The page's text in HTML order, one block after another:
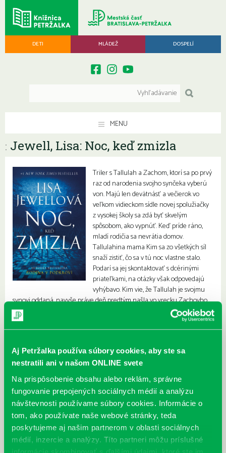
Aj Petržalka používa súbory cookies, aby ste sa
nestratili ani v našom ONLINE svete
Na prispôsobenie obsahu alebo reklám, správne
fungovanie prepojených sociálnych médií a analýzu
návštevnosti používame súbory cookies. Informácie o
tom, ako používate naše webové stránky, teda
poskytujeme aj našim partnerom v oblasti sociálnych
médií, inzercie a analýzy. Títo partneri môžu príslušné
DETI MLÁDEŽ DOSPELÍ
MENU
: Jewell, Lisa: Noc, keď zmizla
Triler s Tallulah a Zachom, ktorí sa po prvý
raz od narodenia svojho synčeka vyberú
von. Majú len devätnásť a večierok vo
veľkom vidieckom sídle novej spolužiačky
z vysokej školy sa zdá byť skvelým
spôsobom, ako vypnúť. Keď príde ráno,
mladí rodičia sa nevrátia domov.
Tallulahina mama Kim sa zo všetkých síl
snaží zistiť, čo sa v tú noc vlastne stalo.
Podarí sa jej skontaktovať s dcérinými
priateľkami, na otázky však odpovedajú
vyhýbavo. Kim vie, že Tallulah je svojmu
synovi oddaná, navyše práve deň predtým našla vo vrecku Zachovho
kabáta zásnubný prsteň. Pátranie polície však vôbec nepostupuje.